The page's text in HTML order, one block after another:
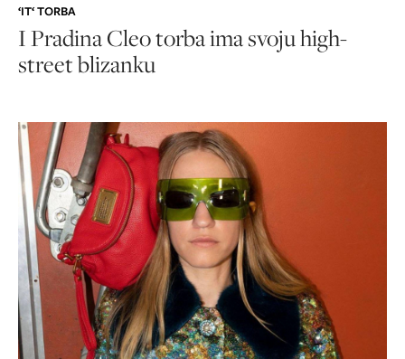
‘IT‘ TORBA
I Pradina Cleo torba ima svoju high-
street blizanku